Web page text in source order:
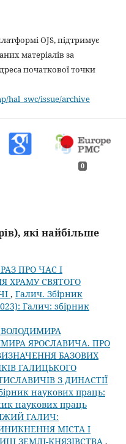
OJS, підтримує
матеріалів за
початкової точки
hal_swc/issue/archive
0
які найбільше
ПРО ЧАС І
ХРАМУ СВЯТОГО
, Галич. Збірник
Галич: збірник
ВОЛОДИМИРА
ЯРОСЛАВИЧА. ПРО
БАЗОВИХ
ГАЛИЦЬКОГО
З ДИНАСТІЇ
наукових праць:
наукових праць
ГАЛИЧ:
МІСТА І
ЗЕМЛІ-КНЯЗІВСТВА ,